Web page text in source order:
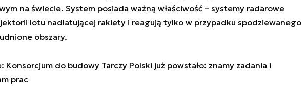
na świecie. System posiada ważną właściwość – systemy radarowe
lotu nadlatującej rakiety i reagują tylko w przypadku spodziewanego
obszary.
Konsorcjum do budowy Tarczy Polski już powstało: znamy zadania i
prac